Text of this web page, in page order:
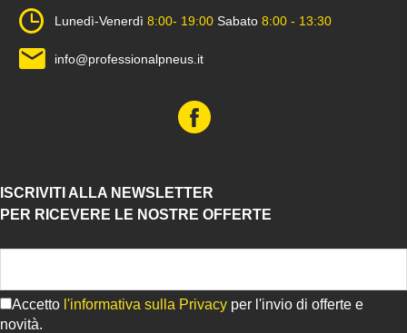
Lunedì-Venerdì 8:00- 19:00 Sabato 8:00 - 13:30
info@professionalpneus.it
ISCRIVITI ALLA NEWSLETTER
PER RICEVERE LE NOSTRE OFFERTE
Accetto l'informativa sulla Privacy per l'invio di offerte e
novità.